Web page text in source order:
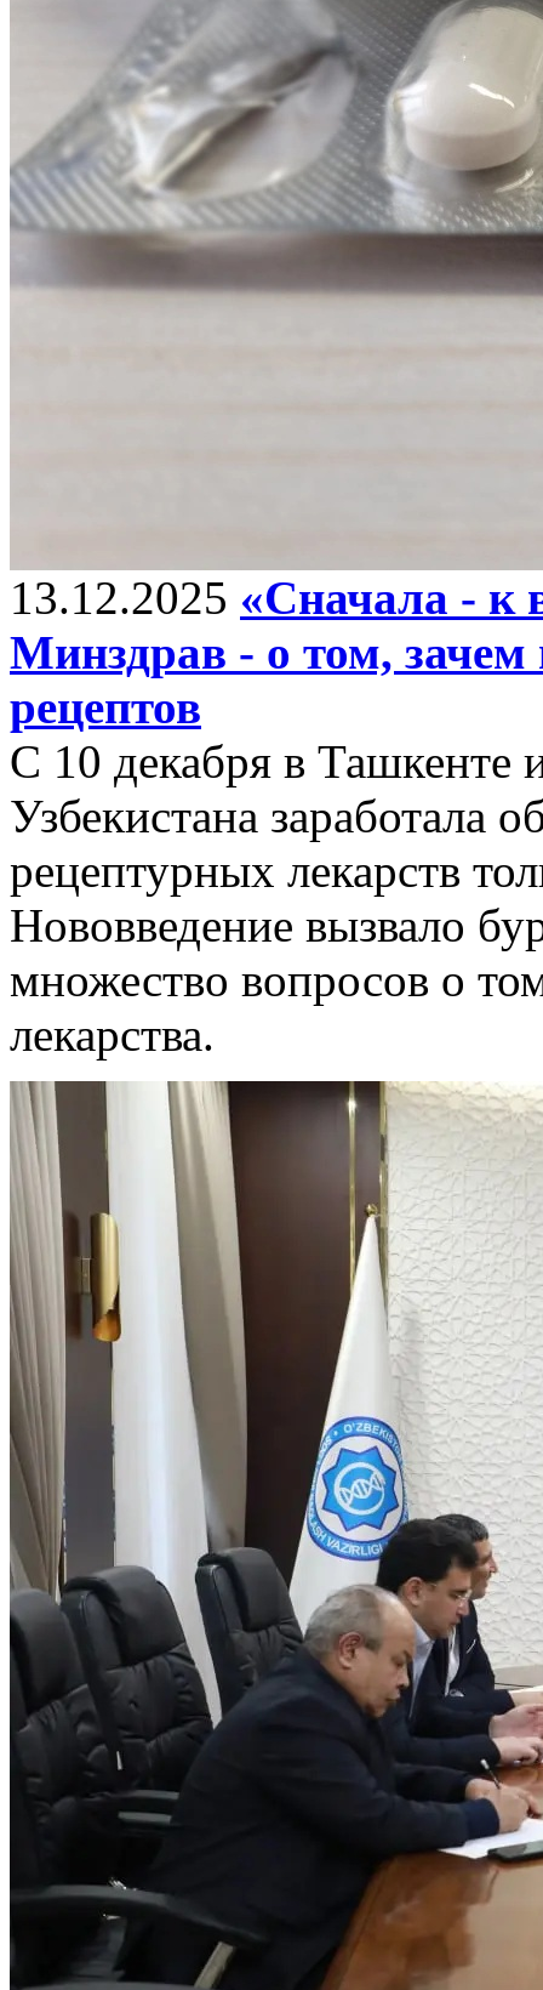
13.12.2025 «Сначала - к
Минздрав - о том,
рецептов
С 10 декабря в Ташкенте
Узбекистана заработала
рецептурных лекарств
Нововведение вызвало
множество вопросов о
лекарства.